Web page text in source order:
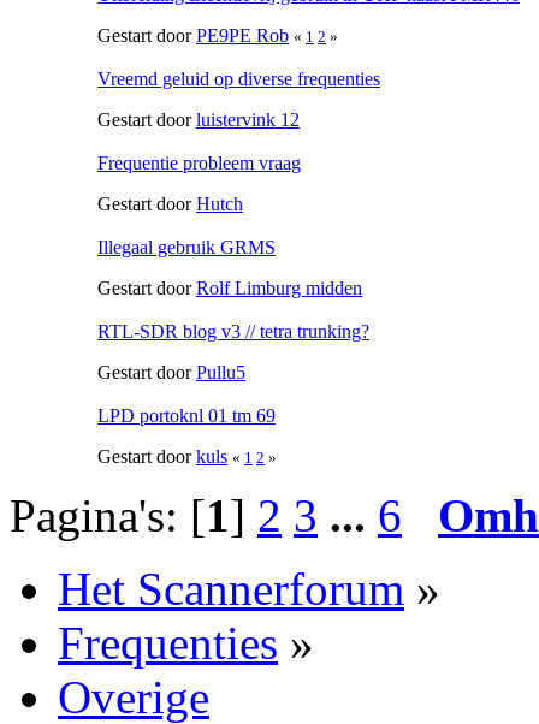
Gestart doorPE9PE Rob « 1 2 »
Vreemd geluid op diverse frequenties
Gestart doorluistervink 12
Frequentie probleem vraag
Gestart doorHutch
Illegaal gebruik GRMS
Gestart doorRolf Limburg midden
RTL-SDR blog v3 // tetra trunking?
Gestart doorPullu5
LPD portoknl 01 tm 69
Gestart doorkuls « 1 2 »
Pagina's: [1] 2 3 ... 6
Het Scannerforum »
Frequenties »
Overige